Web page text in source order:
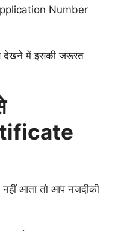
Number
देखने में इसकी जरूरत
आता तो आप नजदीकी